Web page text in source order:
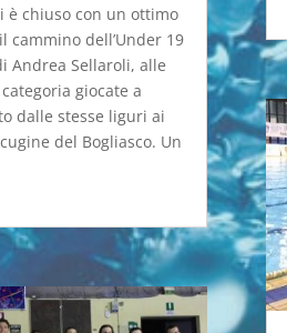
è chiuso con un ottimo
cammino dell’Under 19
Andrea Sellaroli, alle
giocate a
dalle stesse liguri ai
del Bogliasco. Un